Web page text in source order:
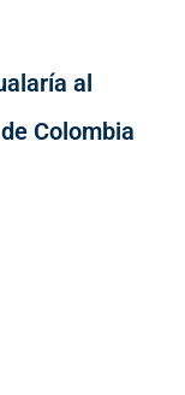
al
Colombia